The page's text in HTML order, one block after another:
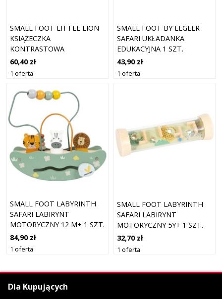
SMALL FOOT LITTLE LION
KSIĄŻECZKA
KONTRASTOWA
EDUKACYJNA 1 SZT.
60,40 zł
1 oferta
SMALL FOOT BY LEGLER
SAFARI UKŁADANKA
EDUKACYJNA 1 SZT.
43,90 zł
1 oferta
SMALL FOOT LABYRINTH
SAFARI LABIRYNT
MOTORYCZNY 12 M+ 1 SZT.
84,90 zł
1 oferta
SMALL FOOT LABYRINTH
SAFARI LABIRYNT
MOTORYCZNY 5Y+ 1 SZT.
32,70 zł
1 oferta
Dla Kupujących